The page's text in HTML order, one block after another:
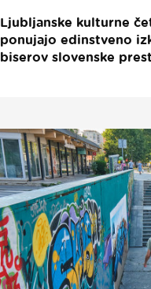
Ljubljanske kulturne
ponujajo edinstveno
biserov slovenske